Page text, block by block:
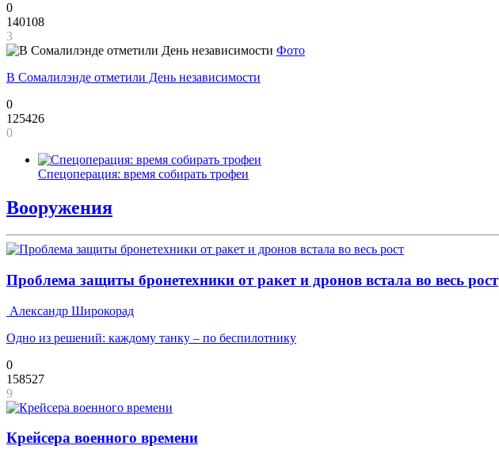
0
140108
3
Фото
В Сомалилэнде отметили День независимости
0
125426
0
Спецоперация: время собирать трофеи
Вооружения
Проблема защиты бронетехники от ракет и дронов встала во весь рост
Александр Широкорад
Одно из решений: каждому танку – по беспилотнику
0
158527
9
Крейсера военного времени